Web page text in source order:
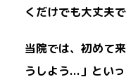
くだけでも大丈夫で
当院では、初めて
うしよう...」とい